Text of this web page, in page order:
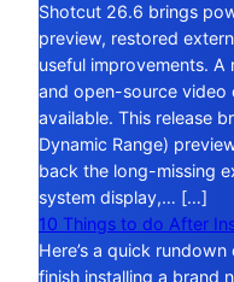
Shotcut 26.6 brings
preview, restored
useful improvements.
and open-source
available. This release
Dynamic Range)
back the long-missing
system display,… […]
10 Things to do After
Here’s a quick
finish installing a brand